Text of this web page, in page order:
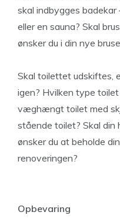
skal indbygges badekar
eller en sauna? Skal
ønsker du i din nye
Skal toilettet udskiftes,
igen? Hvilken type
væghængt toilet med
stående toilet? Skal din
ønsker du at beholde
renoveringen?
Opbevaring